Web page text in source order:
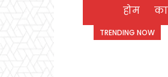
होम
TRENDING NOW